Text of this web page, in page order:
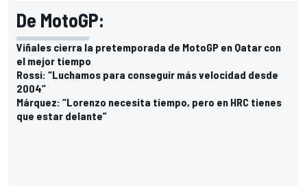
De MotoGP:
Viñales cierra la pretemporada de MotoGP en Qatar con
el mejor tiempo
Rossi: “Luchamos para conseguir más velocidad desde
2004”
Márquez: “Lorenzo necesita tiempo, pero en HRC tienes
que estar delante”